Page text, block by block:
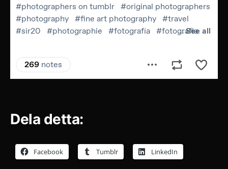
Dela detta:
Facebook Tumblr LinkedIn